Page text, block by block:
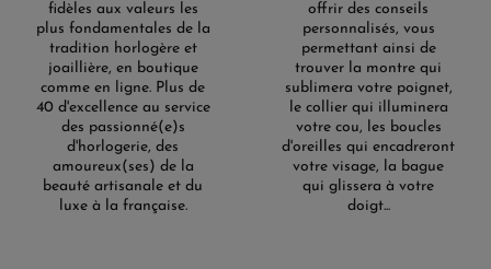
fidèles aux valeurs les
plus fondamentales de la
tradition horlogère et
joaillière, en boutique
comme en ligne. Plus de
40 d'excellence au service
des passionné(e)s
d'horlogerie, des
amoureux(ses) de la
beauté artisanale et du
luxe à la française.
offrir des conseils
personnalisés, vous
permettant ainsi de
trouver la montre qui
sublimera votre poignet,
le collier qui illuminera
votre cou, les boucles
d'oreilles qui encadreront
votre visage, la bague
qui glissera à votre
doigt...